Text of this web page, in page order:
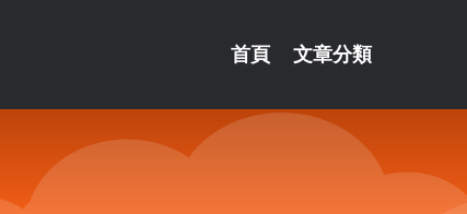
首頁 文章分類